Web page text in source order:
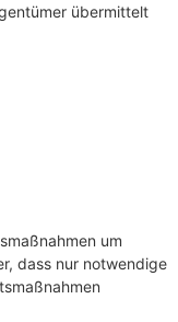
übermittelt
um
dass nur notwendige